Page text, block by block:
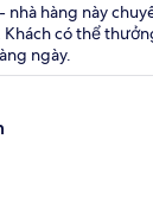
nhà hàng này
Khách có thể
ngày.